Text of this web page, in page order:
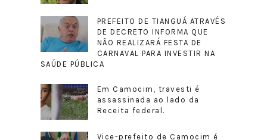
PREFEITO DE TIANGUÁ ATRAVÉS
DE DECRETO INFORMA QUE
NÃO REALIZARÁ FESTA DE
CARNAVAL PARA INVESTIR NA
SAÚDE PÚBLICA
Em Camocim, travesti é
assassinada ao lado da
Receita federal.
Vice-prefeito de Camocim é